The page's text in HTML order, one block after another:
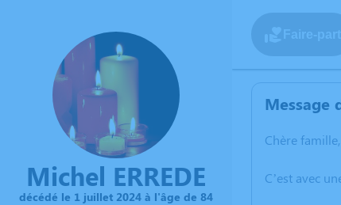
Michel ERREDE
décédé le 1 juillet 2024 à l'âge de 84
Message
Chère
C’est avec